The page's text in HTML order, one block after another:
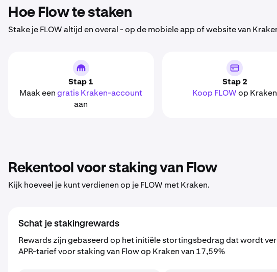
Hoe Flow te staken
Stake je FLOW altijd en overal - op de mobiele app of website van
Stap 1
Maak eengratis Kraken-account
aan
Stap 2
Koop FLOWop Kraken
Rekentool voor staking van Flow
Kijk hoeveel je kunt verdienen op je FLOW met Kraken.
Schat je stakingrewards
Rewards zijn gebaseerd op het initiële stortingsbedrag dat wordt
APR-tarief voor staking van Flow op Kraken van 17,59%